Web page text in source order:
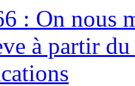
: On nous
à partir